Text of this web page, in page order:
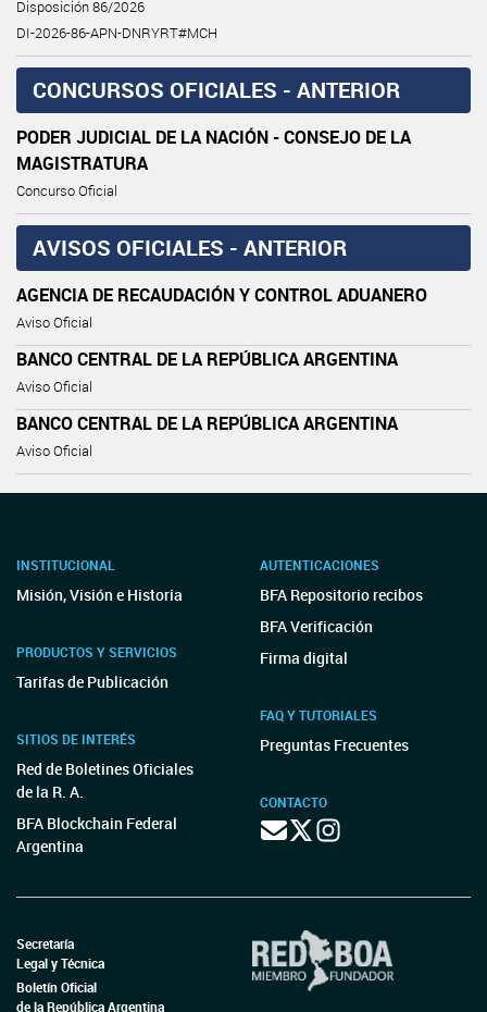
Disposición 86/2026
DI-2026-86-APN-DNRYRT#MCH
CONCURSOS OFICIALES - ANTERIOR
PODER JUDICIAL DE LA NACIÓN - CONSEJO DE LA
MAGISTRATURA
Concurso Oficial
AVISOS OFICIALES - ANTERIOR
AGENCIA DE RECAUDACIÓN Y CONTROL ADUANERO
Aviso Oficial
BANCO CENTRAL DE LA REPÚBLICA ARGENTINA
Aviso Oficial
BANCO CENTRAL DE LA REPÚBLICA ARGENTINA
Aviso Oficial
INSTITUCIONAL
Misión, Visión e Historia
PRODUCTOS Y SERVICIOS
Tarifas de Publicación
SITIOS DE INTERÉS
Red de Boletines Oficiales
de la R. A.
BFA Blockchain Federal
Argentina
AUTENTICACIONES
BFA Repositorio recibos
BFA Verificación
Firma digital
FAQ Y TUTORIALES
Preguntas Frecuentes
CONTACTO
Secretaría
Legal y Técnica
Boletín Oficial
de la República Argentina